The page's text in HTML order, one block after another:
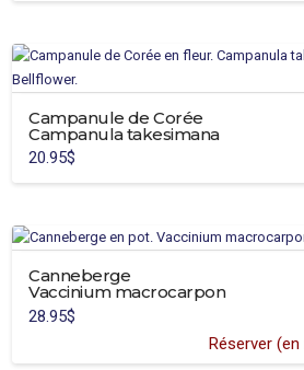
Campanule de Corée
Campanula takesimana
20.95$
Canneberge
Vaccinium macrocarpon
28.95$
Réserver